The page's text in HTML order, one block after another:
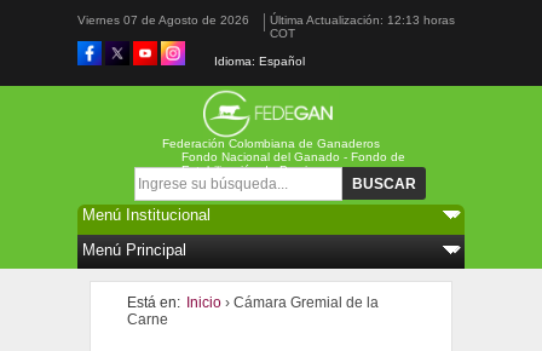
Viernes 07 de Agosto de 2026
Última Actualización: 12:13 horas
COT
Idioma: Español
Federación Colombiana de Ganaderos
Formulario de búsqueda
Fondo Nacional del Ganado - Fondo de
Estabilización de Precios
Está en: Inicio› Cámara Gremial de la
Carne